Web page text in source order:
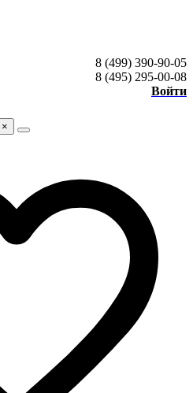
8 (499) 390-90-05
8 (495) 295-00-08
Войти
×